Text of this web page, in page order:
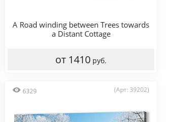
A Road winding between Trees towards
a Distant Cottage
от 1410 руб.
6329 (Арт: 39202)